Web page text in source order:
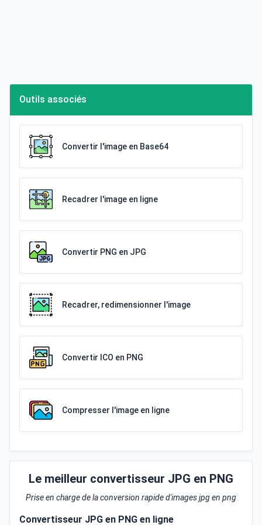
Outils associés
Convertir l'image en Base64
Recadrer l'image en ligne
Convertir PNG en JPG
Recadrer, redimensionner l'image
Convertir ICO en PNG
Compresser l'image en ligne
Le meilleur convertisseur JPG en PNG
Prise en charge de la conversion rapide d'images jpg en png
Convertisseur JPG en PNG en ligne